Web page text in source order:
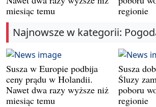
miesiąc temu
regionie
Najnowsze w kategorii:
Susza w Europie podbija
ceny prądu w Holandii.
Nawet dwa razy wyższe niż
miesiąc temu
Susza
Śluzy
poboru
regionie